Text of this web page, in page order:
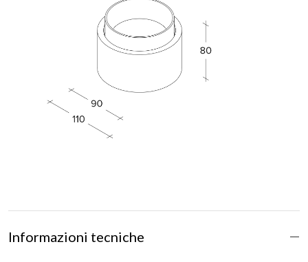
Informazioni tecniche